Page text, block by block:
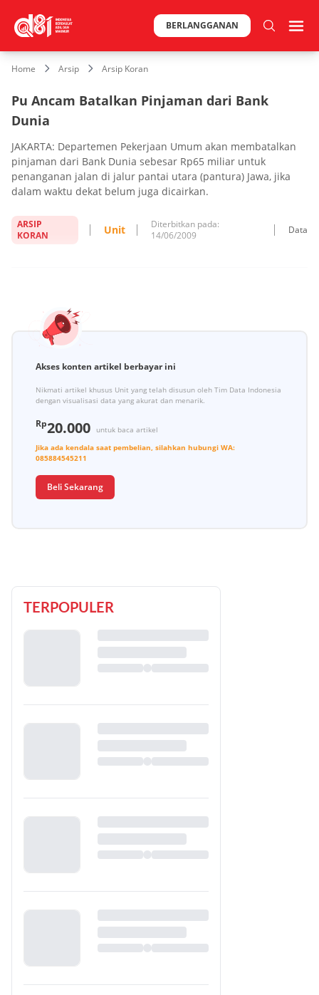
BERLANGGANAN
Home Arsip Arsip Koran
Pu Ancam Batalkan Pinjaman dari Bank
Dunia
JAKARTA: Departemen Pekerjaan Umum akan membatalkan
pinjaman dari Bank Dunia sebesar Rp65 miliar untuk
penanganan jalan di jalur pantai utara (pantura) Jawa, jika
dalam waktu dekat belum juga dicairkan.
ARSIP
KORAN
Unit
Diterbitkan pada:
14/06/2009
Data
Akses konten artikel berbayar ini
Nikmati artikel khusus Unit yang telah disusun oleh Tim Data Indonesia
dengan visualisasi data yang akurat dan menarik.
Rp20.000
untuk baca artikel
Jika ada kendala saat pembelian, silahkan hubungi WA:
085884545211
Beli Sekarang
TERPOPULER